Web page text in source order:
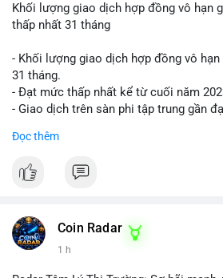
Khối lượng giao dịch hợp đồng vô hạn
thấp nhất 31 tháng
- Khối lượng giao dịch hợp đồng vô
31 tháng.
- Đạt mức thấp nhất kể từ cuối năm
- Giao dịch trên sàn phi tập trung gần
#vlikevn #titanbot
Đọc thêm
Coin Radar
1 h